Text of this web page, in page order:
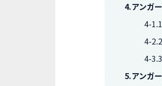
4.アンガ
4-
4-
4-
5.アンガ